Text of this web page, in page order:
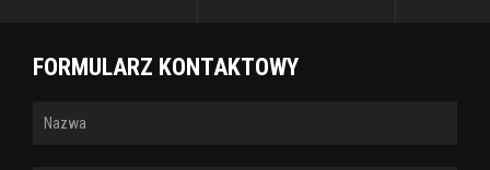
FORMULARZ KONTAKTOWY